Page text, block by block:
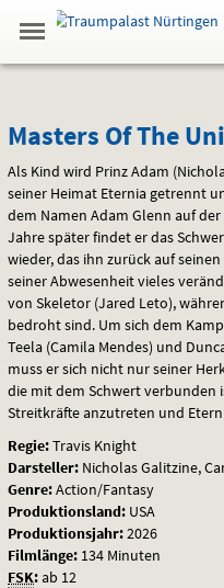
Springe
zum
,zum
.
Navigation
Gehe
zur
Standortauswahl
Hinweis
Masters
Of
The
Universe
Masters Of The
Als Kind wird Prinz Adam
seiner Heimat Eternia getrennt
dem Namen Adam Glenn auf der
Jahre später findet er das
wieder, das ihn zurück auf
seiner Abwesenheit vieles
von Skeletor (Jared Leto),
bedroht sind. Um sich dem
Teela (Camila Mendes) und
muss er sich nicht nur seiner
die mit dem Schwert verbunden
Streitkräfte anzutreten und
Regie:Travis Knight
Darsteller: Nicholas Galitzine,
Genre:Action/Fantasy
Produktionsland: USA
Produktionsjahr:2026
Filmlänge: 134 Minuten
FSK:ab 12